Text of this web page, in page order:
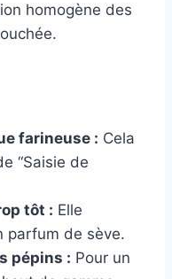
homogène des
farineuse : Cela
“Saisie de
tôt : Elle
parfum de sève.
pépins : Pour un